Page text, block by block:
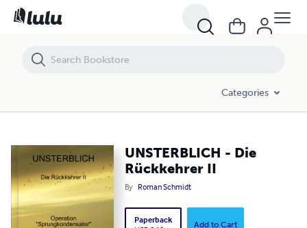
Categories
UNSTERBLICH - Die
Rückkehrer II
By Roman Schmidt
Paperback
Add to Cart
UNSTERBLICH - Die Rückkehrer II